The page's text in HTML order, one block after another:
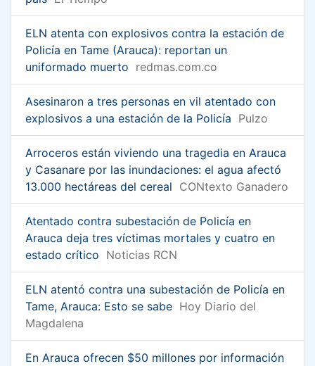
ELN atenta con explosivos contra la estación de
Policía en Tame (Arauca): reportan un
uniformado muerto redmas.com.co
Asesinaron a tres personas en vil atentado con
explosivos a una estación de la Policía Pulzo
Arroceros están viviendo una tragedia en Arauca
y Casanare por las inundaciones: el agua afectó
13.000 hectáreas del cereal CONtexto Ganadero
Atentado contra subestación de Policía en
Arauca deja tres víctimas mortales y cuatro en
estado crítico Noticias RCN
ELN atentó contra una subestación de Policía en
Tame, Arauca: Esto se sabe Hoy Diario del
Magdalena
En Arauca ofrecen $50 millones por información